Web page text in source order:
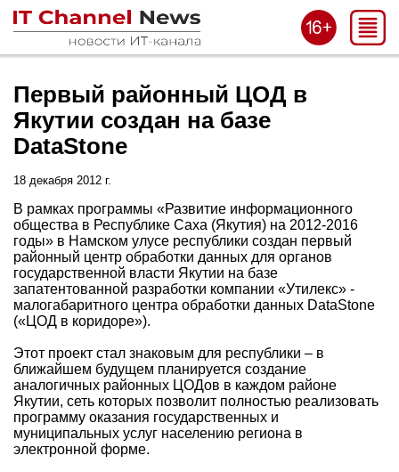
Первый районный ЦОД в
Якутии создан на базе
DataStone
18 декабря 2012 г.
В рамках программы «Развитие информационного
общества в Республике Саха (Якутия) на 2012-2016
годы» в Намском улусе республики создан первый
районный центр обработки данных для органов
государственной власти Якутии на базе
запатентованной разработки компании «Утилекс» -
малогабаритного центра обработки данных DataStone
(«ЦОД в коридоре»).
Этот проект стал знаковым для республики – в
ближайшем будущем планируется создание
аналогичных районных ЦОДов в каждом районе
Якутии, сеть которых позволит полностью реализовать
программу оказания государственных и
муниципальных услуг населению региона в
электронной форме.